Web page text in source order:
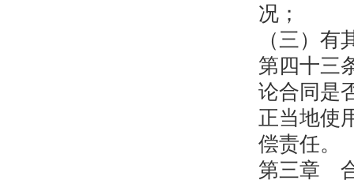
况；
（三）
第四十三
论合同是
正当地使
偿责任。
第三章